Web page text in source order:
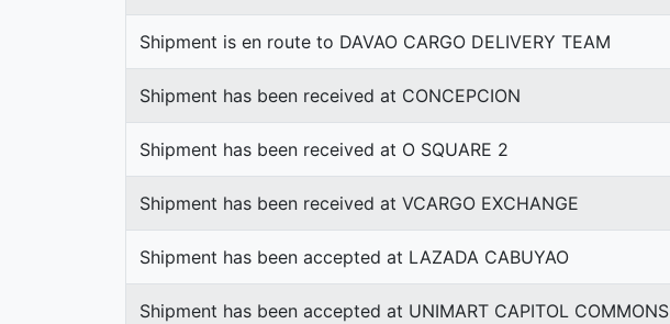
Shipment is en route to DAVAO CARGO DELIVERY TEAM
Shipment has been received at CONCEPCION
Shipment has been received at O SQUARE 2
Shipment has been received at VCARGO EXCHANGE
Shipment has been accepted at LAZADA CABUYAO
Shipment has been accepted at UNIMART CAPITOL COMMONS